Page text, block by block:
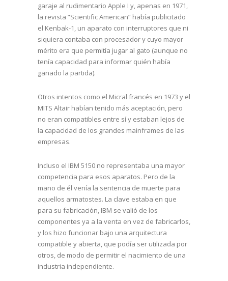
garaje al rudimentario Apple I y, apenas en 1971,
la revista “Scientific American” había publicitado
el Kenbak-1, un aparato con interruptores que ni
siquiera contaba con procesador y cuyo mayor
mérito era que permitía jugar al gato (aunque no
tenía capacidad para informar quién había
ganado la partida).
Otros intentos como el Micral francés en 1973 y el
MITS Altair habían tenido más aceptación, pero
no eran compatibles entre sí y estaban lejos de
la capacidad de los grandes mainframes de las
empresas.
Incluso el IBM 5150 no representaba una mayor
competencia para esos aparatos. Pero de la
mano de él venía la sentencia de muerte para
aquellos armatostes. La clave estaba en que
para su fabricación, IBM se valió de los
componentes ya a la venta en vez de fabricarlos,
y los hizo funcionar bajo una arquitectura
compatible y abierta, que podía ser utilizada por
otros, de modo de permitir el nacimiento de una
industria independiente.